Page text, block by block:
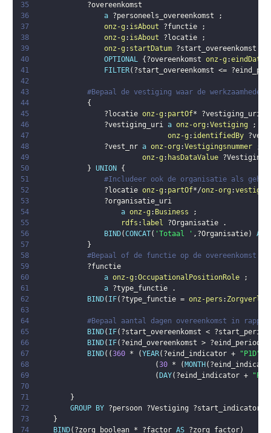
35
?overeenkomst
36
a ?personeels_overeenkomst
;
37
onz-g : isAbout ?functie
;
38
onz-g : isAbout ?locatie
;
39
onz-g : startDatum ?start_overeenkomst
40
OPTIONAL { ?overeenkomst onz-g :eindDatum
41
FILTER( ?start_overeenkomst <=
42
43
#Bepaal de vestiging waar de
44
{
45
?locatie onz-g : partOf* ?vestiging_uri
46
?vestiging_uri a onz-org :Vestiging
;
47
onz-g : identifiedBy
48
?vest_nr a onz-org :Vestigingsnummer
;
49
onz-g : hasDataValue ?Vestiging
50
} UNION
{
51
#Includeer ook de organisatie als
52
?locatie onz-g : partOf*/onz-org :
53
?organisatie_uri
54
a onz-g : Business
;
55
rdfs : label ?Organisatie
.
56
BIND(CONCAT( 'Totaal ' , ?Organisatie) AS
57
}
58
#Bepaal of de functie op de overeenkomst
59
?functie
60
a onz-g :OccupationalPositionRole
;
61
a ?type_functie
.
62
BIND( IF( ?type_functie = onz-pers :
63
64
#Bepaal aantal dagen overeenkomst in
65
BIND( IF( ?start_overeenkomst <
66
BIND( IF( ?eind_overeenkomst > ?eind_periode
67
BIND( (360 * (YEAR( ?eind_indicator + "P1D"
68
(30 * ( MONTH (
69
( DAY( ?eind_indicator +
70
71
}
72
GROUP BY ?persoon ?Vestiging ?start_indicator
73
}
74
BIND( ?zorg_boolean * ?factor AS ?zorg_factor)